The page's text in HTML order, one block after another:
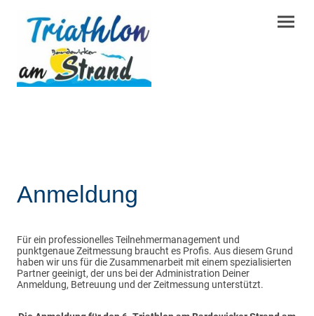
Anmeldung
Für ein professionelles Teilnehmermanagement und
punktgenaue Zeitmessung braucht es Profis. Aus diesem Grund
haben wir uns für die Zusammenarbeit mit einem spezialisierten
Partner geeinigt, der uns bei der Administration Deiner
Anmeldung, Betreuung und der Zeitmessung unterstützt.